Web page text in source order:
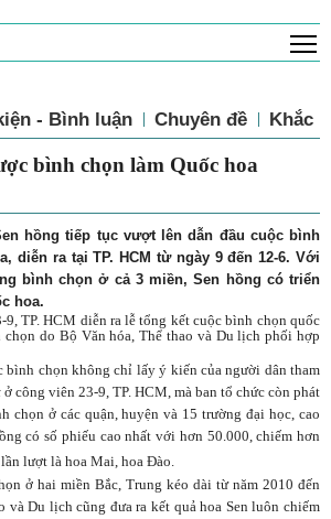
- Bình luận Chuyên đề Khắc
bình chọn làm Quốc hoa
hồng tiếp tục vượt lên dẫn đầu cuộc bình
diễn ra tại TP. HCM từ ngày 9 đến 12-6. Với
bình chọn ở cả 3 miền, Sen hồng có triển
hoa.
TP. HCM diễn ra lễ tổng kết cuộc bình chọn quốc
chọn do Bộ Văn hóa, Thể thao và Du lịch phối hợp
bình chọn không chỉ lấy ý kiến của người dân tham
ở công viên 23-9, TP. HCM, mà ban tổ chức còn phát
chọn ở các quận, huyện và 15 trường đại học, cao
có số phiếu cao nhất với hơn 50.000, chiếm hơn
lượt là hoa Mai, hoa Đào.
ở hai miền Bắc, Trung kéo dài từ năm 2010 đến
và Du lịch cũng đưa ra kết quả hoa Sen luôn chiếm